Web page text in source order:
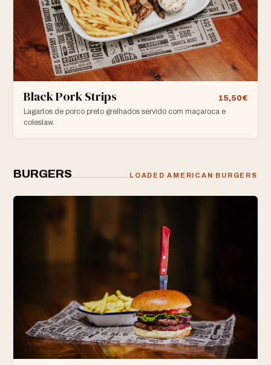
Black Pork Strips
15,50€
Lagartos de porco preto grelhados servido com maçaroca e
coleslaw.
BURGERS LOADED AMERICAN BURGERS